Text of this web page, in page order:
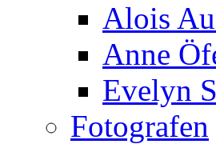
Alois
Anne
Evelyn
Fotografen